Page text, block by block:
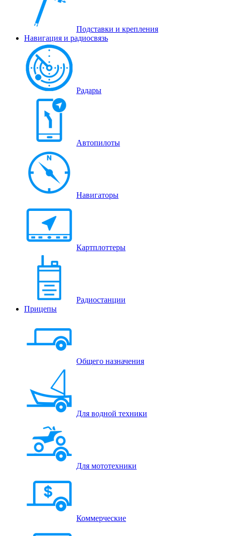
Подставки и крепления
Навигация и радиосвязь
Радары
Автопилоты
Навигаторы
Картплоттеры
Радиостанции
Прицепы
Общего назначения
Для водной техники
Для мототехники
Коммерческие